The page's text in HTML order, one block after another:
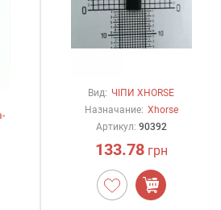
Вид: ЧІПИ XHORSE
Назначание: Xhorse
Артикул: 90392
133.78грн